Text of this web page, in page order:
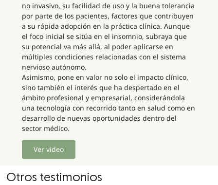
no invasivo, su facilidad de uso y la buena tolerancia
por parte de los pacientes, factores que contribuyen
a su rápida adopción en la práctica clínica. Aunque
el foco inicial se sitúa en el insomnio, subraya que
su potencial va más allá, al poder aplicarse en
múltiples condiciones relacionadas con el sistema
nervioso autónomo.
Asimismo, pone en valor no solo el impacto clínico,
sino también el interés que ha despertado en el
ámbito profesional y empresarial, considerándola
una tecnología con recorrido tanto en salud como en
desarrollo de nuevas oportunidades dentro del
sector médico.
Ver video
Otros testimonios